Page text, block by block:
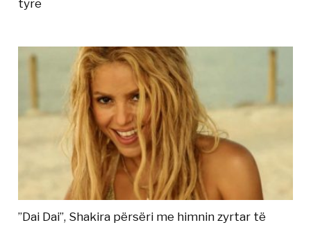
tyre
”Dai Dai”, Shakira përsëri me himnin zyrtar të